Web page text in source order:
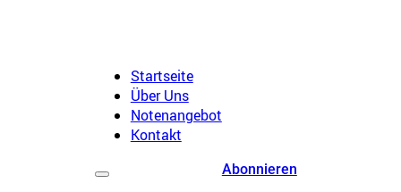
Startseite
Über Uns
Notenangebot
Kontakt
Abonnieren